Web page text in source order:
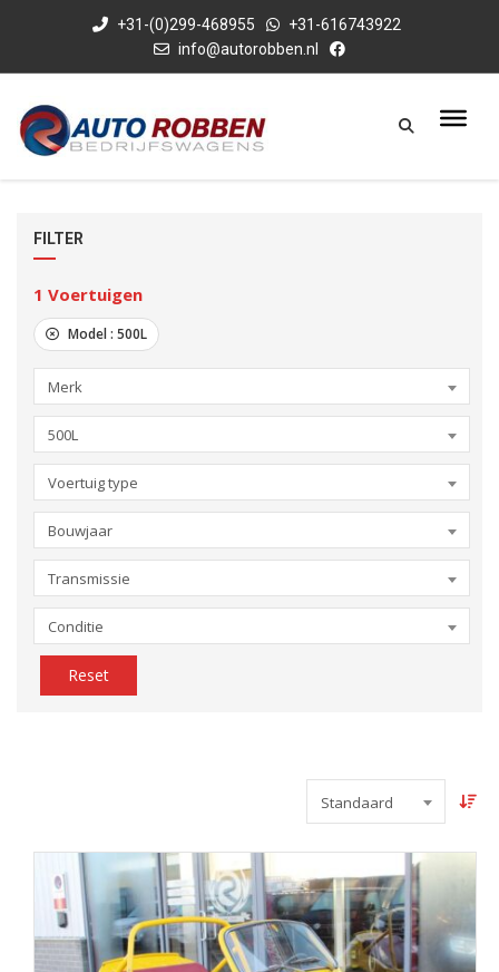
+31-(0)299-468955
+31-616743922
info@autorobben.nl
FILTER
1 Voertuigen
Model : 500L
Merk
500L
Voertuig type
Bouwjaar
Transmissie
Conditie
Reset
Standaard